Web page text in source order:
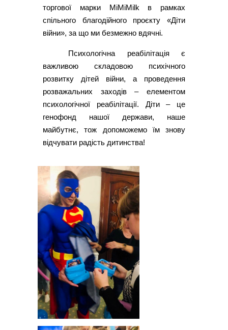
торгової марки MiMiMilk в рамках
спільного благодійного проєкту «Діти
війни», за що ми безмежно вдячні.
Психологічна реабілітація є
важливою складовою психічного
розвитку дітей війни, а проведення
розважальних заходів – елементом
психологічної реабілітації. Діти – це
генофонд нашої держави, наше
майбутнє, тож допоможемо їм знову
відчувати радість дитинства!